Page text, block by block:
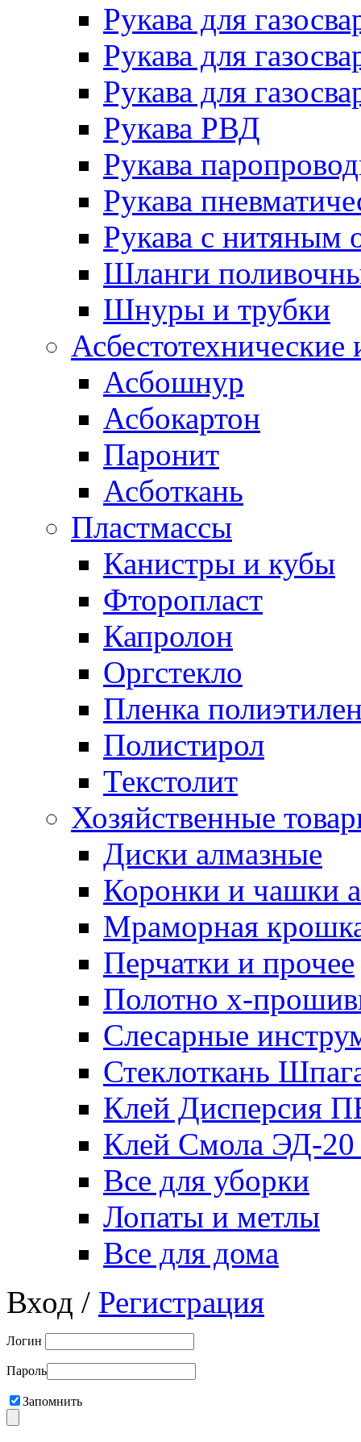
Рукава для
Рукава для
Рукава для
Рукава РВД
Рукава
Рукава
Рукава с нитяным
Шланги
Шнуры и трубки
Асбестотехнические
Асбошнур
Асбокартон
Паронит
Асботкань
Пластмассы
Канистры и кубы
Фторопласт
Капролон
Оргстекло
Пленка
Полистирол
Текстолит
Хозяйственные
Диски алмазные
Коронки и чашки
Мраморная
Перчатки и прочее
Полотно х-
Слесарные
Стеклоткань
Клей Дисперсия
Клей Смола ЭД-20
Все для уборки
Лопаты и метлы
Все для дома
Вход / Регистрация
Логин
Пароль
Запомнить